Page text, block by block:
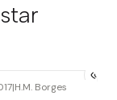
|H.M. Borges